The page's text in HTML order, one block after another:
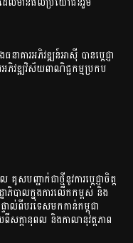
ាគារអភិវឌ្ឍន៍អាស៊ី បានប្តេជ្ញា
អភិវឌ្ឍវិស័យពាណិជ្ជកម្មប្រកប
បញ្ជាក់ជាថ្មីនូវការប្តេជ្ញាចិត្ត
ាភិបាលក្នុងការលើកកម្ពស់ និង
ាល់ពីបរទេសមកកាន់កម្ពុជា
ពីសក្ដានុពល និងកាលានុវត្តភាព